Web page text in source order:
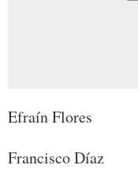
Efraín Flores
Francisco Díaz